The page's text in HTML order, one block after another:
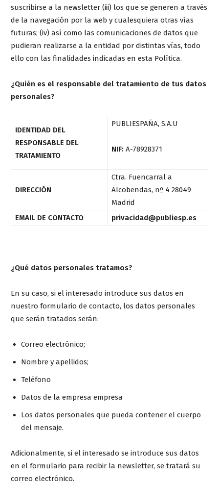
suscribirse a la newsletter (iii) los que se generen a través
de la navegación por la web y cualesquiera otras vías
futuras; (iv) así como las comunicaciones de datos que
pudieran realizarse a la entidad por distintas vías, todo
ello con las finalidades indicadas en esta Política.
¿Quién es el responsable del tratamiento de tus datos
personales?
IDENTIDAD DEL
RESPONSABLE DEL
TRATAMIENTO
PUBLIESPAÑA, S.A.U
NIF: A-78928371
DIRECCIÓN
Ctra. Fuencarral a
Alcobendas, nº 4 28049
Madrid
EMAIL DE CONTACTO
privacidad@publiesp.es
¿Qué datos personales tratamos?
En su caso, si el interesado introduce sus datos en
nuestro formulario de contacto, los datos personales
que serán tratados serán:
Correo electrónico;
Nombre y apellidos;
Teléfono
Datos de la empresa empresa
Los datos personales que pueda contener el cuerpo
del mensaje.
Adicionalmente, si el interesado se introduce sus datos
en el formulario para recibir la newsletter, se tratará su
correo electrónico.